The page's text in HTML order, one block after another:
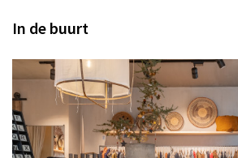
In de buurt